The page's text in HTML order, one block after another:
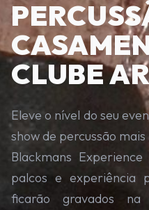
CLUBE
Eleve o nível do seu
show de percussão
Blackmans
palcos e experiência
ficarão gravados